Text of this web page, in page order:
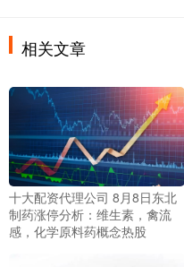
相关文章
十大配资代理公司 8月8日东北
制药涨停分析：维生素，禽流
感，化学原料药概念热股